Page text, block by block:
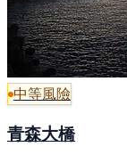
中等風險
青森大橋